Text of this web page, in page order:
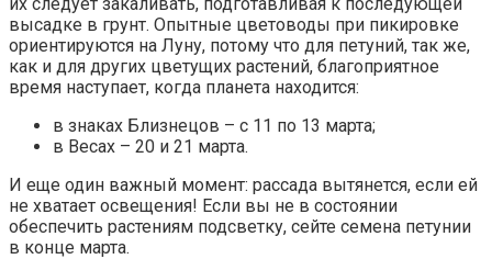
высадке в грунт. Опытные цветоводы при пикировке
ориентируются на Луну, потому что для петуний, так же,
как и для других цветущих растений, благоприятное
время наступает, когда планета находится:
в знаках Близнецов – с 11 по 13 марта;
в Весах – 20 и 21 марта.
И еще один важный момент: рассада вытянется, если ей
не хватает освещения! Если вы не в состоянии
обеспечить растениям подсветку, сейте семена петунии
в конце марта.